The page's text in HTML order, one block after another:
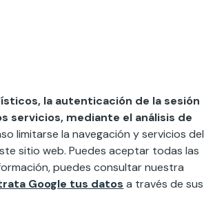
la autenticación de la sesión
servicios, mediante el análisis de
limitarse la navegación y servicios del
sitio web. Puedes aceptar todas las
puedes consultar nuestra
Google tus datos a través de sus